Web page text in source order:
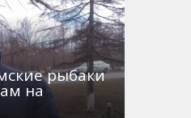
рыбаки
на